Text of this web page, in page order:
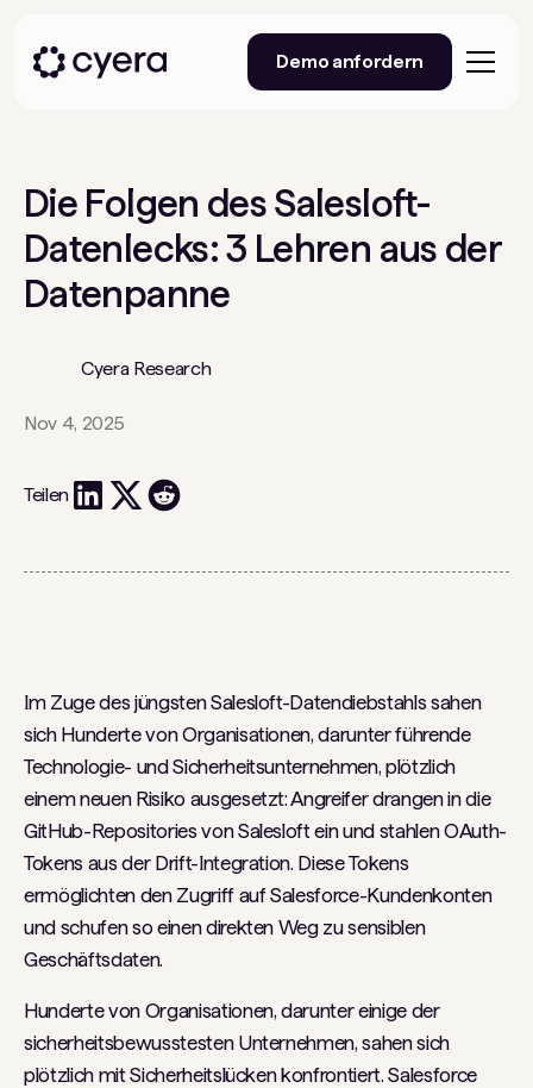
Demo anfordern
Die Folgen des Salesloft-
Datenlecks: 3 Lehren aus der
Datenpanne
Cyera Research
Nov 4, 2025
Teilen
Im Zuge des jüngsten Salesloft-Datendiebstahls sahen
sich Hunderte von Organisationen, darunter führende
Technologie- und Sicherheitsunternehmen, plötzlich
einem neuen Risiko ausgesetzt: Angreifer drangen in die
GitHub-Repositories von Salesloft ein und stahlen OAuth-
Tokens aus der Drift-Integration. Diese Tokens
ermöglichten den Zugriff auf Salesforce-Kundenkonten
und schufen so einen direkten Weg zu sensiblen
Geschäftsdaten.
Hunderte von Organisationen, darunter einige der
sicherheitsbewusstesten Unternehmen, sahen sich
plötzlich mit Sicherheitslücken konfrontiert. Salesforce